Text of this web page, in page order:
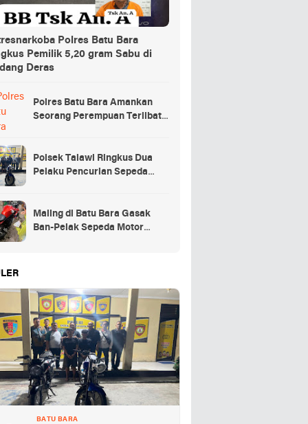
Polres Batu Bara
Pemilik 5,20 gram Sabu di
Deras
Polres Batu Bara Amankan
Seorang Perempuan Terlibat
Polsek Talawi Ringkus Dua
Pelaku Pencurian Sepeda
Maling di Batu Bara Gasak
Ban-Pelak Sepeda Motor
BATU BARA